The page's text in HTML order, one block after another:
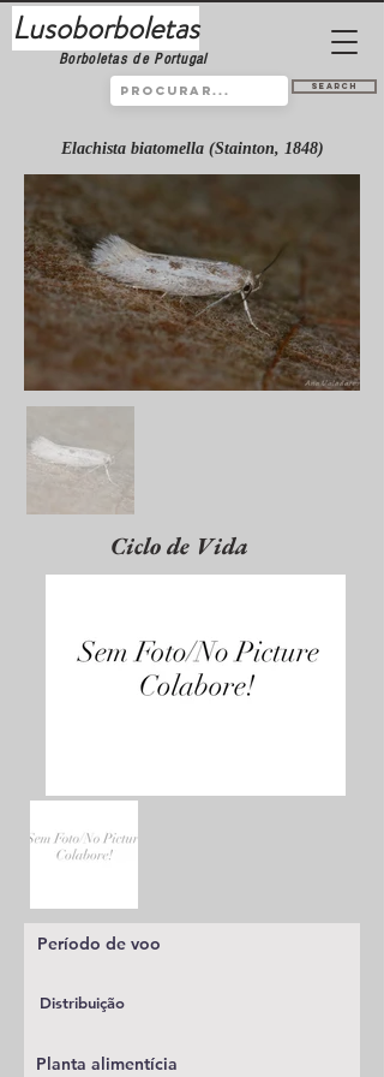
Lusoborboletas
Borboletas de Portugal
Search
Elachista biatomella (Stainton, 1848)
Ciclo de Vida
Período de voo
Distribuição
Planta alimentícia